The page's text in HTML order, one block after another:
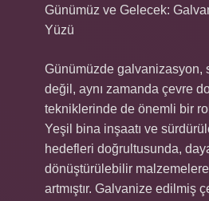
Günümüz ve Gelecek:
Yüzü
Günümüzde galvanizasyon,
değil, aynı zamanda çevre
tekniklerinde de önemli bir
Yeşil bina inşaatı ve
hedefleri doğrultusunda,
dönüştürülebilir
artmıştır. Galvanize edilmiş